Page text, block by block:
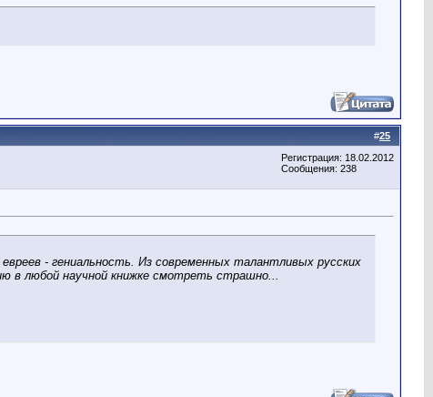
#25
Регистрация: 18.02.2012
Сообщения: 238
- гениальность. Из современных талантливых русских
в любой научной книжке смотреть страшно...